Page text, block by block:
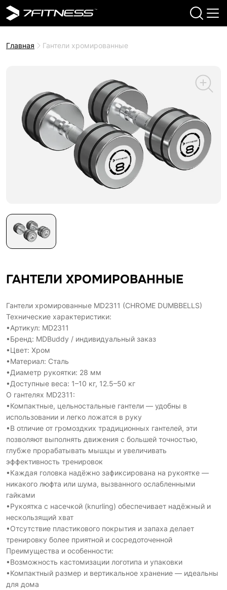
Главная Гантели хромированные
ГАНТЕЛИ ХРОМИРОВАННЫЕ
Гантели хромированные MD2311 (CHROME DUMBBELLS)
Технические характеристики:
•Артикул: MD2311
•Бренд: MDBuddy / индивидуальный заказ
•Цвет: Хром
•Материал: Сталь
•Диаметр рукоятки: 28 мм
•Доступные веса: 1–10 кг, 12.5–50 кг
О гантелях MD2311:
•Компактные, цельностальные гантели — удобны в
использовании и легко ложатся в руку
•В отличие от громоздких традиционных гантелей, эти
позволяют выполнять движения с большей точностью,
глубже прорабатывать мышцы и увеличивать
эффективность тренировок
•Каждая головка надёжно зафиксирована на рукоятке —
никакого люфта или шума, вызванного ослабленными
гайками
•Рукоятка с насечкой (knurling) обеспечивает надёжный и
нескользящий хват
•Отсутствие пластикового покрытия и запаха делает
тренировку более приятной и сосредоточенной
Преимущества и особенности:
•Возможность кастомизации логотипа и упаковки
•Компактный размер и вертикальное хранение — идеальны
для дома